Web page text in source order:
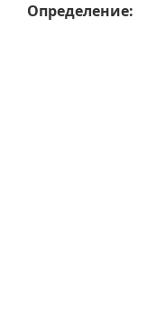
Опреде­ле­ние: